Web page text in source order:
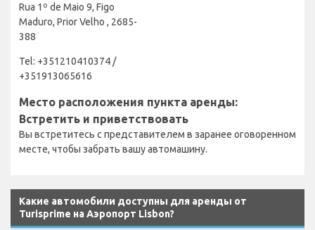
Rua 1º de Maio 9, Figo
Maduro, Prior Velho , 2685-
388
Tel: +351210410374 /
+351913065616
Место расположения пункта аренды:
Встретить и приветствовать
Вы встретитесь с представителем в заранее оговоренном
месте, чтобы забрать вашу автомашину.
Какие автомобили доступны для аренды от
Turisprime на Аэропорт Lisbon?